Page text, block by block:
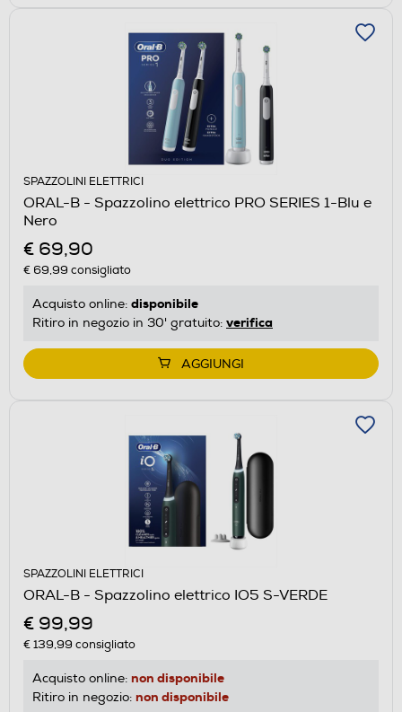
SPAZZOLINI ELETTRICI
ORAL-B - Spazzolino elettrico PRO SERIES 1-Blu e
Nero
€ 69,90
€ 69,99 consigliato
Acquisto online: disponibile
Ritiro in negozio in 30' gratuito: verifica
AGGIUNGI
SPAZZOLINI ELETTRICI
ORAL-B - Spazzolino elettrico IO5 S-VERDE
€ 99,99
€ 139,99 consigliato
Acquisto online: non disponibile
Ritiro in negozio: non disponibile